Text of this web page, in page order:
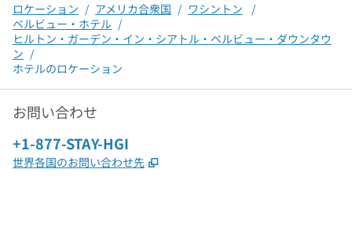
ロケーション / アメリカ合衆国 / ワシントン
/
ベルビュー・ホテル /
ヒルトン・ガーデン・イン・シアトル・ベルビュー・ダウンタウ
ン /
ホテルのロケーション
お問い合わせ
電話：
+1-877-STAY-HGI
世界各国のお問い合わせ先 ,